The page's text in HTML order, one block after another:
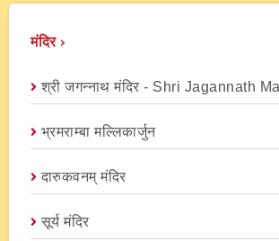
मंदिर ›
श्री जगन्नाथ मंदिर - Shri Jagannath
भ्रमराम्बा मल्लिकार्जुन
दारुकवनम् मंदिर
सूर्य मंदिर